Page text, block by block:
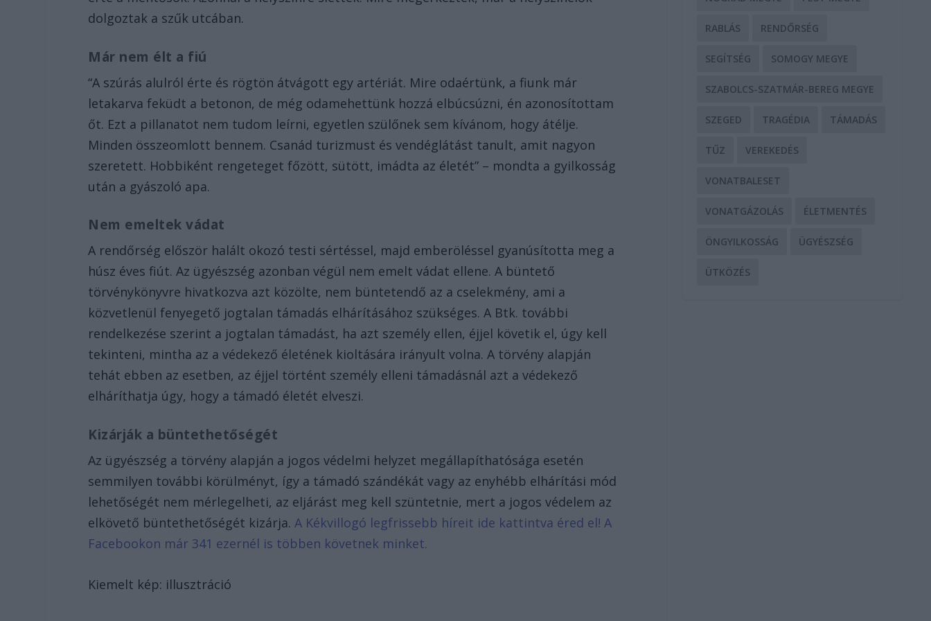
dolgoztak a szűk utcában.
Már nem élt a fiú
“A szúrás alulról érte és rögtön átvágott egy artériát. Mire odaértünk, a fiunk már
letakarva feküdt a betonon, de még odamehettünk hozzá elbúcsúzni, én azonosítottam
őt. Ezt a pillanatot nem tudom leírni, egyetlen szülőnek sem kívánom, hogy átélje.
Minden összeomlott bennem. Csanád turizmust és vendéglátást tanult, amit nagyon
szeretett. Hobbiként rengeteget főzött, sütött, imádta az életét” – mondta a gyilkosság
után a gyászoló apa.
Nem emeltek vádat
A rendőrség először halált okozó testi sértéssel, majd emberöléssel gyanúsította meg a
húsz éves fiút. Az ügyészség azonban végül nem emelt vádat ellene. A büntető
törvénykönyvre hivatkozva azt közölte, nem büntetendő az a cselekmény, ami a
közvetlenül fenyegető jogtalan támadás elhárításához szükséges. A Btk. további
rendelkezése szerint a jogtalan támadást, ha azt személy ellen, éjjel követik el, úgy kell
tekinteni, mintha az a védekező életének kioltására irányult volna. A törvény alapján
tehát ebben az esetben, az éjjel történt személy elleni támadásnál azt a védekező
elháríthatja úgy, hogy a támadó életét elveszi.
Kizárják a büntethetőségét
Az ügyészség a törvény alapján a jogos védelmi helyzet megállapíthatósága esetén
semmilyen további körülményt, így a támadó szándékát vagy az enyhébb elhárítási mód
lehetőségét nem mérlegelheti, az eljárást meg kell szüntetnie, mert a jogos védelem az
elkövető büntethetőségét kizárja.A Kékvillogó legfrissebb híreit ide kattintva éred el! A
Facebookon már 341 ezernél is többen követnek minket.
Kiemelt kép: illusztráció
RABLÁS RENDŐRSÉG
SEGÍTSÉG SOMOGY MEGYE
SZABOLCS-SZATMÁR-BEREG MEGYE
SZEGED TRAGÉDIA TÁMADÁS
TŰZ VEREKEDÉS
VONATBALESET
VONATGÁZOLÁS ÉLETMENTÉS
ÖNGYILKOSSÁG ÜGYÉSZSÉG
ÜTKÖZÉS